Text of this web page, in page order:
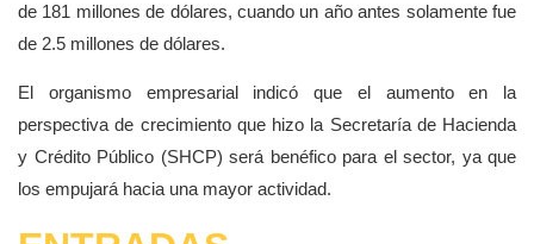
de 181 millones de dólares, cuando un año antes solamente fue
de 2.5 millones de dólares.
El organismo empresarial indicó que el aumento en la
perspectiva de crecimiento que hizo la Secretaría de Hacienda
y Crédito Público (SHCP) será benéfico para el sector, ya que
los empujará hacia una mayor actividad.